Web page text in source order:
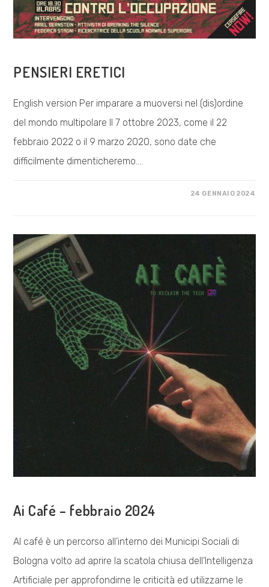
PENSIERI ERETICI
English version Per imparare a muoversi nel (dis)ordine
del mondo multipolare Il 7 ottobre 2023, come il 22
febbraio 2022 o il 9 marzo 2020, sono date che
difficilmente dimenticheremo.…
24 GENNAIO 2024
Ai Café – febbraio 2024
AI café è un percorso all’interno dei Municipi Sociali di
Bologna volto ad aprire la scatola chiusa dell’Intelligenza
Artificiale per approfondirne le criticità ed utilizzarne le